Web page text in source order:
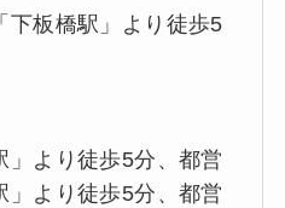
下板橋駅」より徒歩5
」より徒歩5分、都営
」より徒歩5分、都営